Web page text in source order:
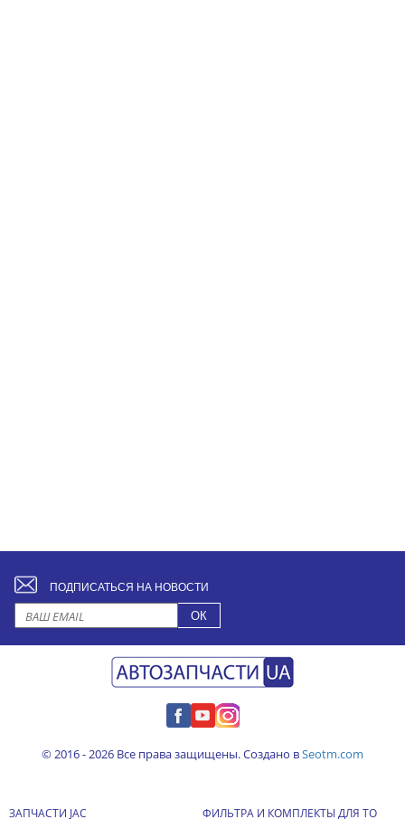
ПОДПИСАТЬСЯ НА НОВОСТИ
© 2016 - 2026 Все права защищены. Создано вSeotm.com
ЗАПЧАСТИ JAC
ФИЛЬТРА И КОМПЛЕКТЫ ДЛЯ ТО